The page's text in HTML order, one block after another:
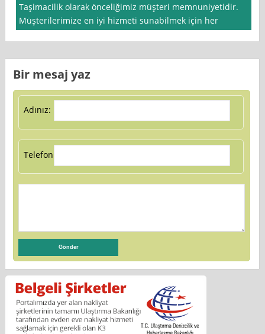
Taşimacilik olarak önceliğimiz müşteri memnuniyetidir.
Müşterilerimize en iyi hizmeti sunabilmek için her
Bir mesaj yaz
Adınız:
Telefon: